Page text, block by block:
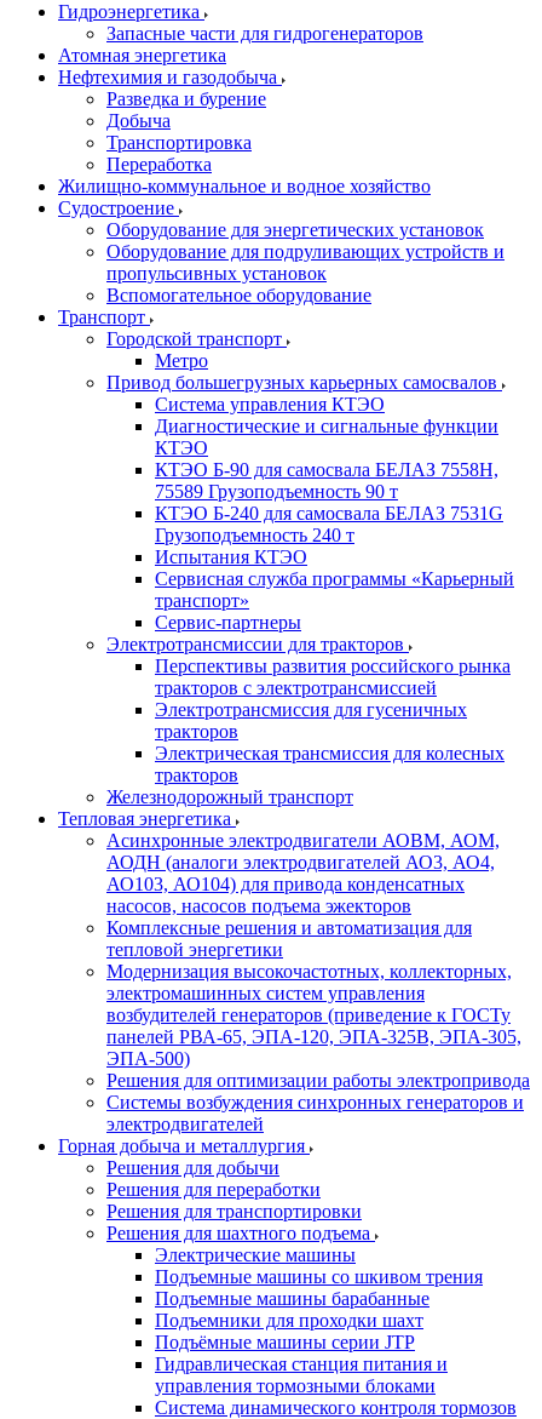
Гидроэнергетика
Запасные части для гидрогенераторов
Атомная энергетика
Нефтехимия и газодобыча
Разведка и бурение
Добыча
Транспортировка
Переработка
Жилищно-коммунальное и водное хозяйство
Судостроение
Оборудование для энергетических установок
Оборудование для подруливающих устройств и
пропульсивных установок
Вспомогательное оборудование
Транспорт
Городской транспорт
Метро
Привод большегрузных карьерных самосвалов
Система управления КТЭО
Диагностические и сигнальные функции
КТЭО
КТЭО Б-90 для самосвала БЕЛАЗ 7558H,
75589 Грузоподъемность 90 т
КТЭО Б-240 для самосвала БЕЛАЗ 7531G
Грузоподъемность 240 т
Испытания КТЭО
Сервисная служба программы «Карьерный
транспорт»
Сервис-партнеры
Электротрансмиссии для тракторов
Перспективы развития российского рынка
тракторов с электротрансмиссией
Электротрансмиссия для гусеничных
тракторов
Электрическая трансмиссия для колесных
тракторов
Железнодорожный транспорт
Тепловая энергетика
Асинхронные электродвигатели АОВМ, АОМ,
АОДН (аналоги электродвигателей АО3, АО4,
АО103, АО104) для привода конденсатных
насосов, насосов подъема эжекторов
Комплексные решения и автоматизация для
тепловой энергетики
Модернизация высокочастотных, коллекторных,
электромашинных систем управления
возбудителей генераторов (приведение к ГОСТу
панелей РВА-65, ЭПА-120, ЭПА-325В, ЭПА-305,
ЭПА-500)
Решения для оптимизации работы электропривода
Системы возбуждения синхронных генераторов и
электродвигателей
Горная добыча и металлургия
Решения для добычи
Решения для переработки
Решения для транспортировки
Решения для шахтного подъема
Электрические машины
Подъемные машины со шкивом трения
Подъемные машины барабанные
Подъемники для проходки шахт
Подъёмные машины серии JTP
Гидравлическая станция питания и
управления тормозными блоками
Система динамического контроля тормозов